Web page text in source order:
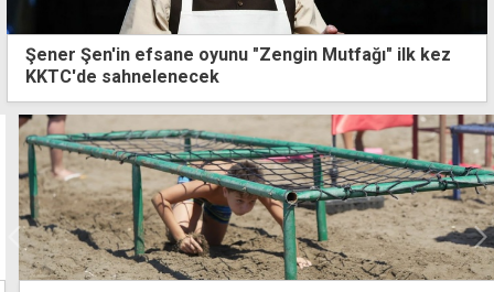
Şener Şen'in efsane oyunu "Zengin Mutfağı" ilk kez
KKTC'de sahnelenecek